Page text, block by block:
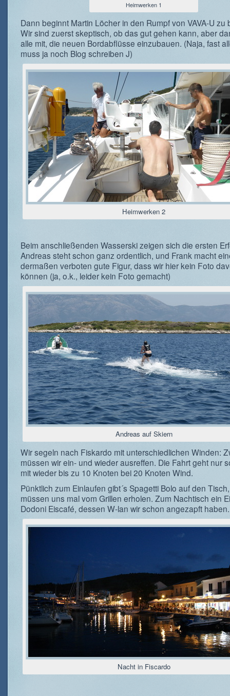
Heimwerken 1
Dann beginnt Martin Löcher in den Rumpf von VAVA-U zu
Wir sind zuerst skeptisch, ob das gut gehen kann, aber
alle mit, die neuen Bordabflüsse einzubauen. (Naja, fast
muss ja noch Blog schreiben J)
Heimwerken 2
Beim anschließenden Wasserski zeigen sich die ersten
Andreas steht schon ganz ordentlich, und Frank macht
dermaßen verboten gute Figur, dass wir hier kein Foto
können (ja, o.k., leider kein Foto gemacht)
Andreas auf Skiern
Wir segeln nach Fiskardo mit unterschiedlichen Winden:
müssen wir ein- und wieder ausreffen. Die Fahrt geht nur
mit wieder bis zu 10 Knoten bei 20 Knoten Wind.
Pünktlich zum Einlaufen gibt´s Spagetti Bolo auf den
müssen uns mal vom Grillen erholen. Zum Nachtisch ein
Dodoni Eiscafé, dessen W-lan wir schon angezapft haben.
Nacht in Fiscardo